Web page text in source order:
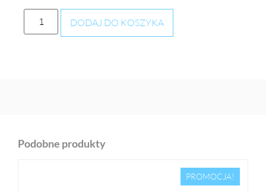
DODAJ DO KOSZYKA
Podobne produkty
PROMOCJA!